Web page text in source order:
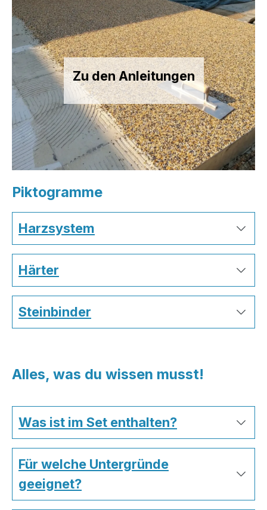
Zu den Anleitungen
Piktogramme
Harzsystem
Härter
Steinbinder
Alles, was du wissen musst!
Was ist im Set enthalten?
Für welche Untergründe
geeignet?